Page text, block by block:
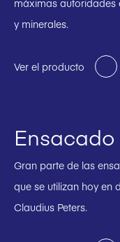
máximas
y minerales.
Ver el producto
Gran parte de las
que se utilizan hoy en
Claudius Peters.